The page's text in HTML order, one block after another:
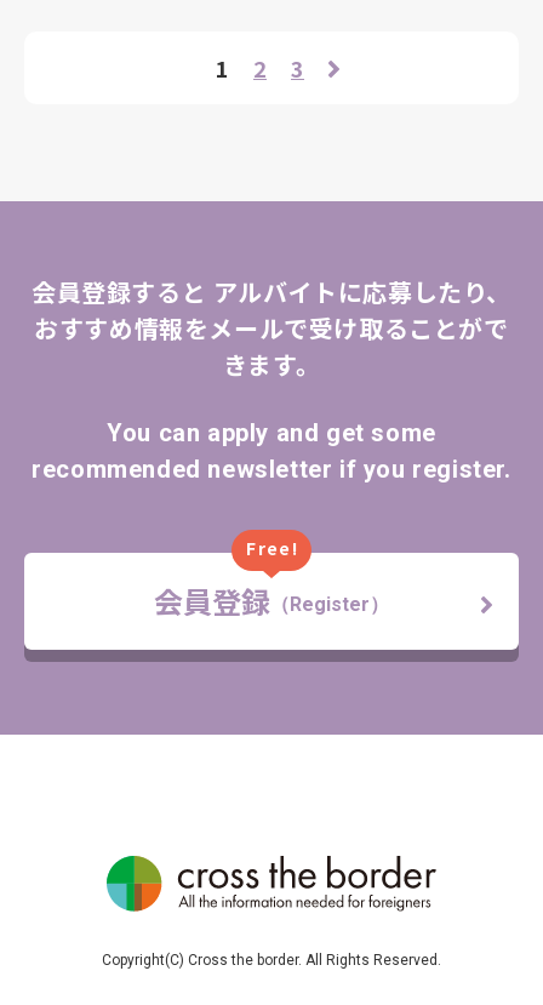
1 2 3
会員登録すると アルバイトに応募したり、
おすすめ情報をメールで受け取ることがで
きます。
You can apply and get some
recommended newsletter if you register.
Free!
会員登録 （Register）
Copyright(C) Cross the border. All Rights Reserved.